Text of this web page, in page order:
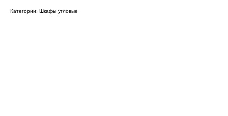
Категории: Шкафы угловые